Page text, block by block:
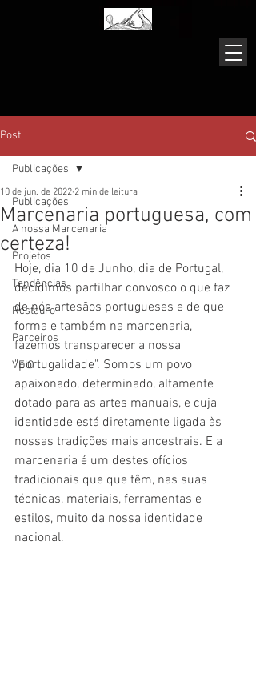
Post
Publicações
A nossa Marcenaria
Projetos
Tendências
Restauro
Parceiros
VEIO
Publicações
Marcenaria portuguesa, com
certeza!
10 de jun. de 2022 2 min de leitura
Hoje, dia 10 de Junho, dia de Portugal,
decidimos partilhar convosco o que faz
de nós artesãos portugueses e de que
forma e também na marcenaria,
fazemos transparecer a nossa
"portugalidade". Somos um povo
apaixonado, determinado, altamente
dotado para as artes manuais, e cuja
identidade está diretamente ligada às
nossas tradições mais ancestrais. E a
marcenaria é um destes ofícios
tradicionais que que têm, nas suas
técnicas, materiais, ferramentas e
estilos, muito da nossa identidade
nacional.